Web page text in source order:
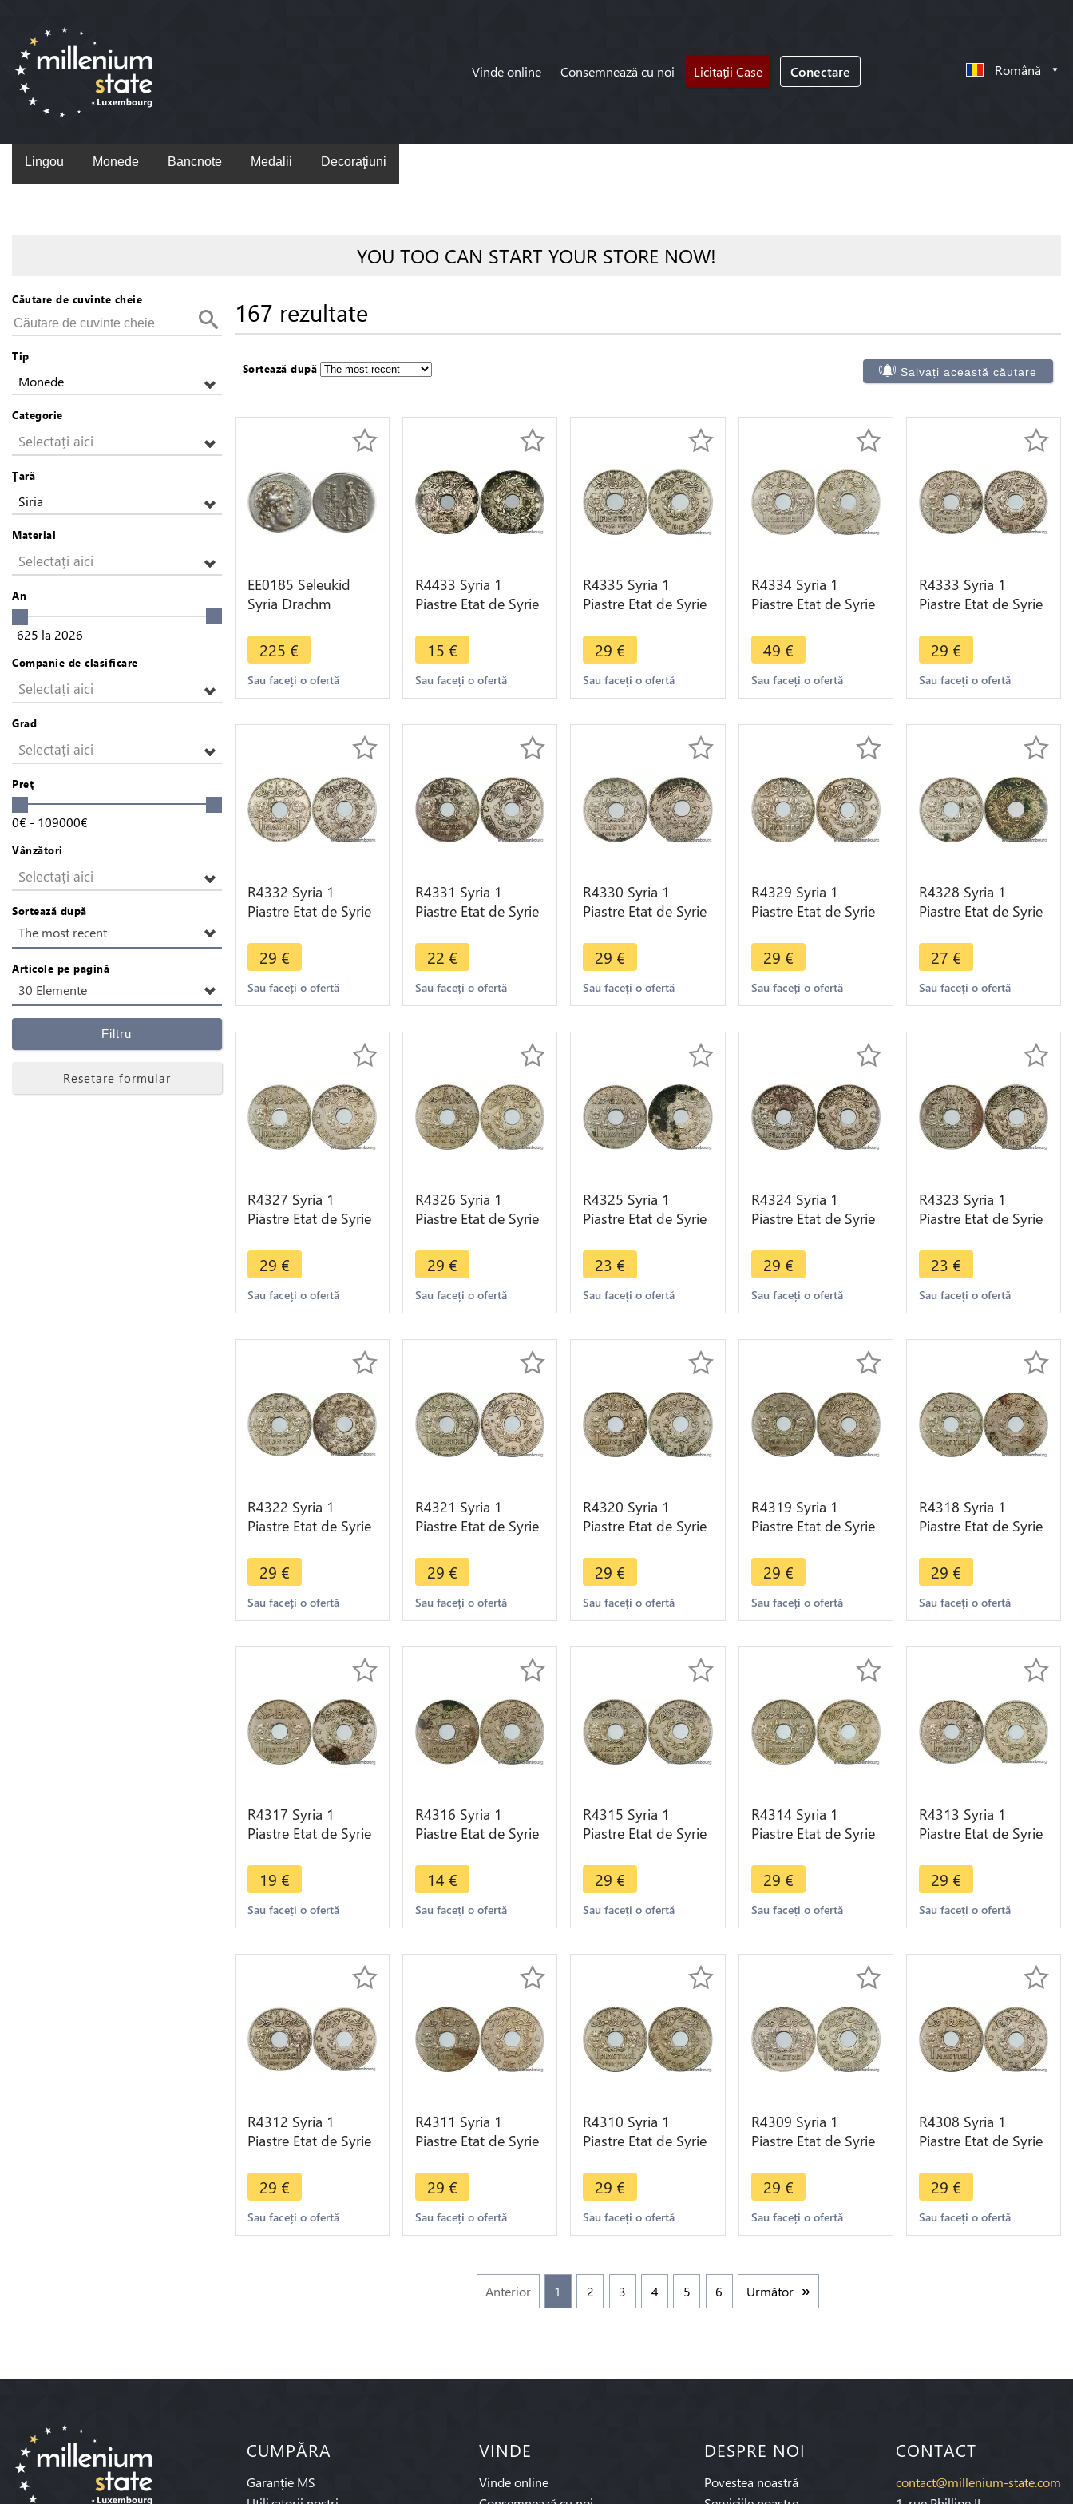
Vinde online Consemnează cu noi Licitații Case Conectare Română
Lingou Monede Bancnote Medalii Decoraţiuni
YOU TOO CAN START YOUR STORE NOW!
Căutare de cuvinte cheie
Tip
Monede
Categorie
Selectați aici
Ţară
Siria
Material
Selectați aici
An
-625 la 2026
Companie de clasificare
Selectați aici
Grad
Selectați aici
Preţ
0€ - 109000€
Vânzători
Selectați aici
Sortează după
The most recent
Articole pe pagină
30 Elemente
Filtru
Resetare formular
167 rezultate
Sortează după Salvați această căutare
EE0185 Seleukid
Syria Drachm
Balas 152-145 BC
Antioch
225 €
Sau faceți o ofertă
R4433 Syria 1
Piastre Etat de Syrie
Make offer
15 €
Sau faceți o ofertă
R4335 Syria 1
Piastre Etat de Syrie
Make offer
29 €
Sau faceți o ofertă
R4334 Syria 1
Piastre Etat de Syrie
Make offer
49 €
Sau faceți o ofertă
R4333 Syria 1
Piastre Etat de Syrie
Make offer
29 €
Sau faceți o ofertă
R4332 Syria 1
Piastre Etat de Syrie
Make offer
29 €
Sau faceți o ofertă
R4331 Syria 1
Piastre Etat de Syrie
Make offer
22 €
Sau faceți o ofertă
R4330 Syria 1
Piastre Etat de Syrie
Make offer
29 €
Sau faceți o ofertă
R4329 Syria 1
Piastre Etat de Syrie
Make offer
29 €
Sau faceți o ofertă
R4328 Syria 1
Piastre Etat de Syrie
Make offer
27 €
Sau faceți o ofertă
R4327 Syria 1
Piastre Etat de Syrie
Make offer
29 €
Sau faceți o ofertă
R4326 Syria 1
Piastre Etat de Syrie
Make offer
29 €
Sau faceți o ofertă
R4325 Syria 1
Piastre Etat de Syrie
Make offer
23 €
Sau faceți o ofertă
R4324 Syria 1
Piastre Etat de Syrie
Make offer
29 €
Sau faceți o ofertă
R4323 Syria 1
Piastre Etat de Syrie
Make offer
23 €
Sau faceți o ofertă
R4322 Syria 1
Piastre Etat de Syrie
Make offer
29 €
Sau faceți o ofertă
R4321 Syria 1
Piastre Etat de Syrie
Make offer
29 €
Sau faceți o ofertă
R4320 Syria 1
Piastre Etat de Syrie
Make offer
29 €
Sau faceți o ofertă
R4319 Syria 1
Piastre Etat de Syrie
Make offer
29 €
Sau faceți o ofertă
R4318 Syria 1
Piastre Etat de Syrie
Make offer
29 €
Sau faceți o ofertă
R4317 Syria 1
Piastre Etat de Syrie
Make offer
19 €
Sau faceți o ofertă
R4316 Syria 1
Piastre Etat de Syrie
Make offer
14 €
Sau faceți o ofertă
R4315 Syria 1
Piastre Etat de Syrie
Make offer
29 €
Sau faceți o ofertă
R4314 Syria 1
Piastre Etat de Syrie
Make offer
29 €
Sau faceți o ofertă
R4313 Syria 1
Piastre Etat de Syrie
Make offer
29 €
Sau faceți o ofertă
R4312 Syria 1
Piastre Etat de Syrie
Make offer
29 €
Sau faceți o ofertă
R4311 Syria 1
Piastre Etat de Syrie
Make offer
29 €
Sau faceți o ofertă
R4310 Syria 1
Piastre Etat de Syrie
Make offer
29 €
Sau faceți o ofertă
R4309 Syria 1
Piastre Etat de Syrie
Make offer
29 €
Sau faceți o ofertă
R4308 Syria 1
Piastre Etat de Syrie
Make offer
29 €
Sau faceți o ofertă
Anterior 1 2 3 4 5 6 Următor
CUMPĂRA
Garanție MS
VINDE
Vinde online
DESPRE NOI
Povestea noastră
CONTACT
contact@millenium-state.com